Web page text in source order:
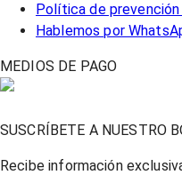
Política de
Hablemos por
MEDIOS DE PAGO
SUSCRÍBETE A NUESTRO
Recibe información